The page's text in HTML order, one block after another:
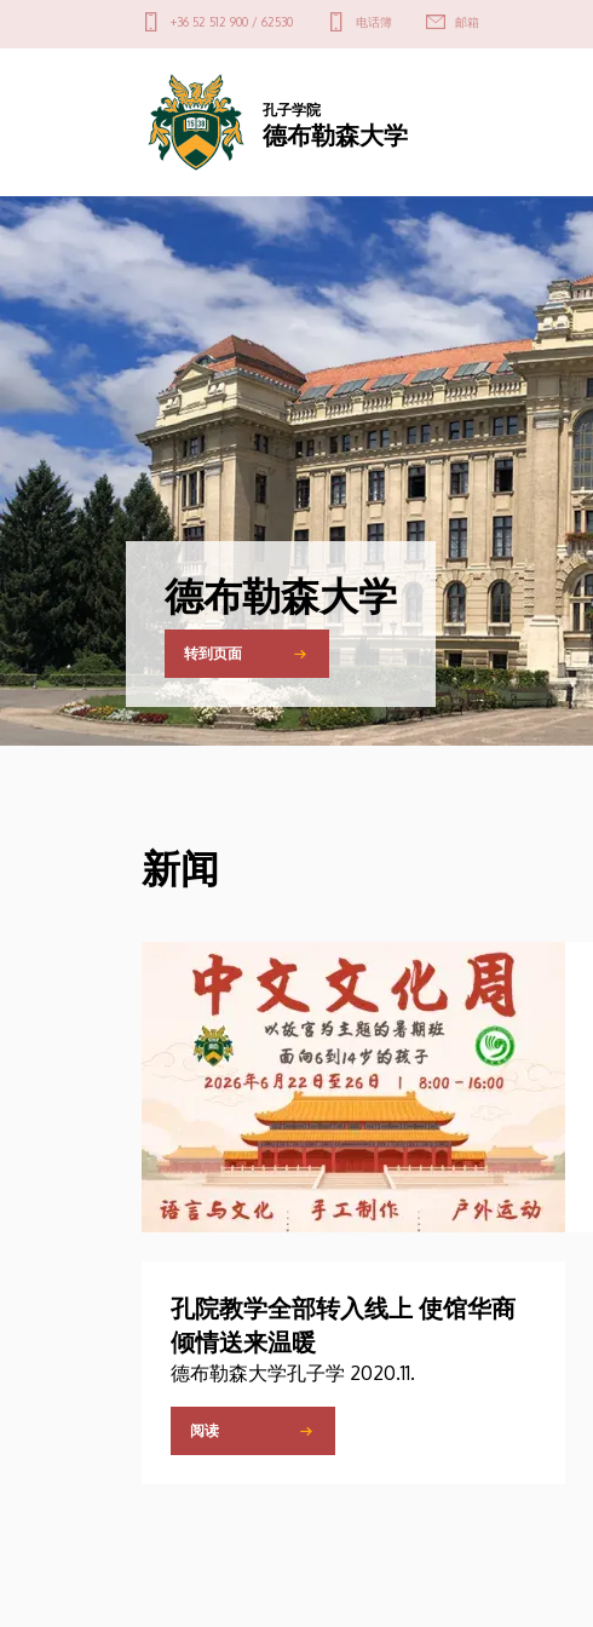
大
学
Felső
menü
+36 52 512 900 / 62530 电话簿 邮箱
孔子学院
德布勒森大学
DIAVETÍTÉS
德布勒森大学
转到页面
HÍREK
新闻
孔院教学全部转入线上 使馆华商
倾情送来温暖
德布勒森大学孔子学 2020.11.
阅读